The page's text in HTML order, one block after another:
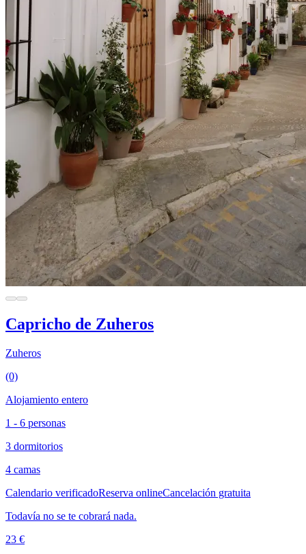
Capricho de Zuheros
Zuheros
(0)
Alojamiento entero
1 - 6 personas
3 dormitorios
4 camas
Calendario verificadoReserva onlineCancelación gratuita
Todavía no se te cobrará nada.
23 €